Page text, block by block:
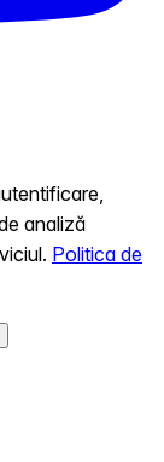
analiză
Politica de